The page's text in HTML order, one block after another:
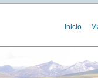
Inicio